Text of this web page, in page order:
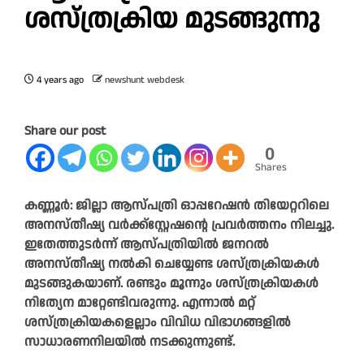
ശസ്ത്രക്രിയ മുടങ്ങുന്നു
4 years ago newshunt webdesk
Share our post
0
Shares
കണ്ണൂർ: ജില്ലാ ആസ്പത്രി ഓപ്പറേഷൻ തിയേറ്ററിലെ
അനസ്തീഷ്യ വർക്ക്സ്റ്റേഷന്റെ പ്രവർത്തനം നിലച്ചു.
ഇതേത്തുടർന്ന് ആസ്പത്രിയിൽ ജനറൽ
അനസ്തീഷ്യ നൽകി ചെയ്യേണ്ട ശസ്ത്രക്രിയകൾ
മുടങ്ങുകയാണ്. രണ്ടും മൂന്നും ശസ്ത്രക്രിയകൾ
നിത്യേന മാറ്റേണ്ടിവരുന്നു. എന്നാൽ മറ്റ്‌
ശസ്ത്രക്രിയകളെല്ലാം വിവിധ വിഭാഗങ്ങളിൽ
സാധാരണനിലയിൽ നടക്കുന്നുണ്ട്.